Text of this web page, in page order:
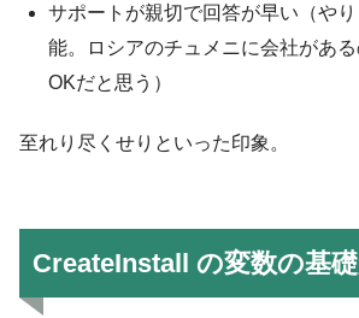
サポートが親切で回答が早い（や
能。ロシアのチュメニに会社があ
OKだと思う）
至れり尽くせりといった印象。
CreateInstall の変数の基